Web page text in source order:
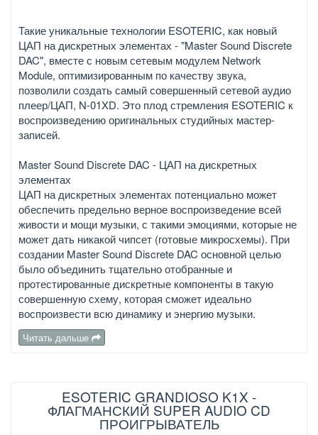
Такие уникальные технологии ESOTERIC, как новый
ЦАП на дискретных элементах - "Master Sound Discrete
DAC", вместе с новым сетевым модулем Network
Module, оптимизированным по качеству звука,
позволили создать самый совершенный сетевой аудио
плеер/ЦАП, N-01XD. Это плод стремления ESOTERIC к
воспроизведению оригинальных студийных мастер-
записей.
Master Sound Discrete DAC - ЦАП на дискретных
элементах
ЦАП на дискретных элементах потенциально может
обеспечить предельно верное воспроизведение всей
живости и мощи музыки, с такими эмоциями, которые не
может дать никакой чипсет (готовые микросхемы). При
создании Master Sound Discrete DAC основной целью
было объединить тщательно отобранные и
протестированные дискретные компоненты в такую
совершенную схему, которая сможет идеально
воспроизвести всю динамику и энергию музыки.
Читать дальше
ESOTERIC GRANDIOSO K1X -
ФЛАГМАНСКИЙ SUPER AUDIO CD
ПРОИГРЫВАТЕЛЬ